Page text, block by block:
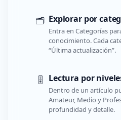
🗂️ Explorar por
Entra en Categorías
conocimiento. Cada
“Última actualización”.
🎚️ Lectura por
Dentro de un artículo
Amateur, Medio y
profundidad y detalle.